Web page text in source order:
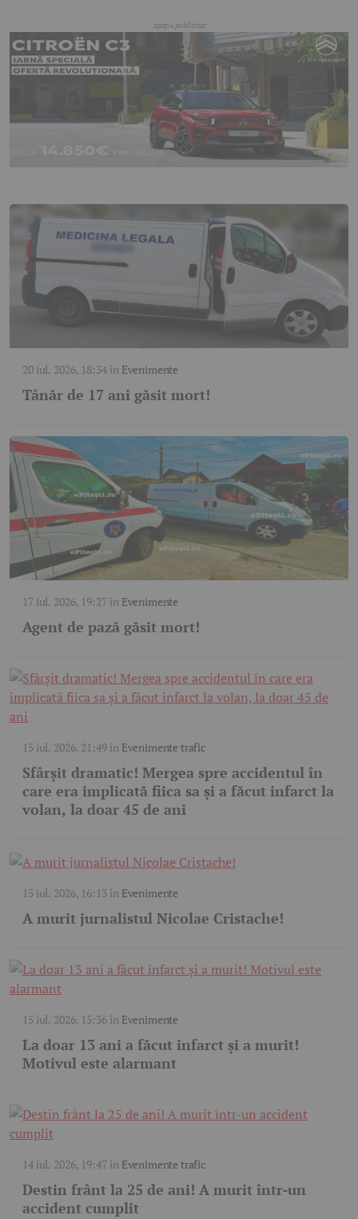
20 iul. 2026, 18:34în Evenimente
Tânăr de 17 ani găsit mort!
17 iul. 2026, 19:27în Evenimente
Agent de pază găsit mort!
15 iul. 2026, 21:49în Evenimente trafic
Sfârșit dramatic! Mergea spre accidentul în
care era implicată fiica sa și a făcut infarct la
volan, la doar 45 de ani
15 iul. 2026, 16:13în Evenimente
A murit jurnalistul Nicolae Cristache!
15 iul. 2026, 15:36în Evenimente
La doar 13 ani a făcut infarct și a murit!
Motivul este alarmant
14 iul. 2026, 19:47în Evenimente trafic
Destin frânt la 25 de ani! A murit într-un
accident cumplit